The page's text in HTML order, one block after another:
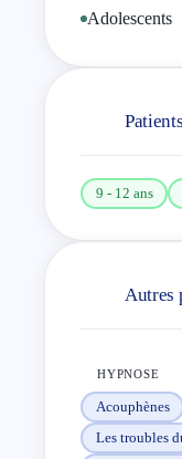
résultat.
motivation,
Adolescents
9 - 12 ans
Autres
HYPNOSE
Acouphènes
Les troubles